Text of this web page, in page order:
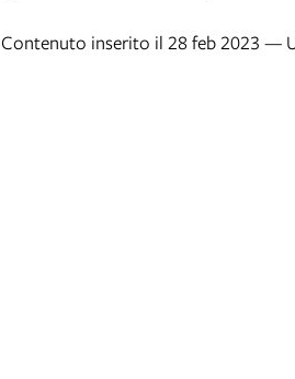
Contenuto inserito il 28 feb 2023 —